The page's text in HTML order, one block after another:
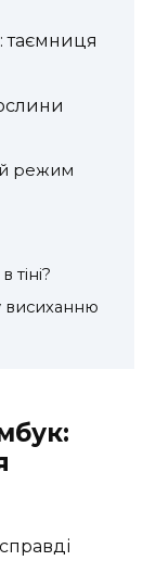
таємниця
режим
висиханню